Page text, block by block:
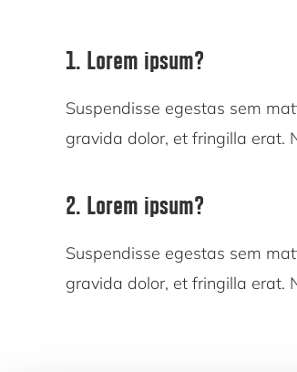
1. Lorem ipsum?
Suspendisse egestas sem
gravida dolor, et fringilla erat.
2. Lorem ipsum?
Suspendisse egestas sem
gravida dolor, et fringilla erat.